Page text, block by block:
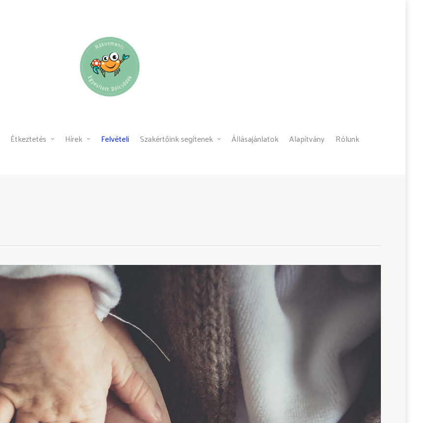
Étkeztetés Hírek Felvételi Szakértőink segítenek Állásajánlatok Alapítvány
Rólunk